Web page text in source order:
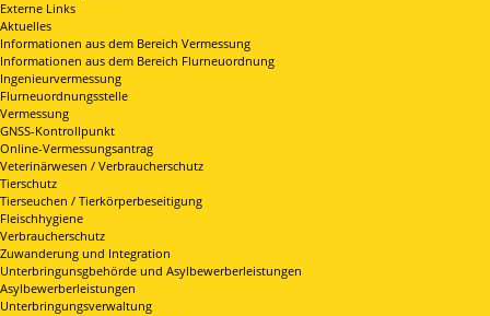
Externe Links
Aktuelles
Informationen aus dem Bereich Vermessung
Informationen aus dem Bereich Flurneuordnung
Ingenieurvermessung
Flurneuordnungsstelle
Vermessung
GNSS-Kontrollpunkt
Online-Vermessungsantrag
Veterinärwesen / Verbraucherschutz
Tierschutz
Tierseuchen / Tierkörperbeseitigung
Fleischhygiene
Verbraucherschutz
Zuwanderung und Integration
Unterbringunsgbehörde und Asylbewerberleistungen
Asylbewerberleistungen
Unterbringungsverwaltung